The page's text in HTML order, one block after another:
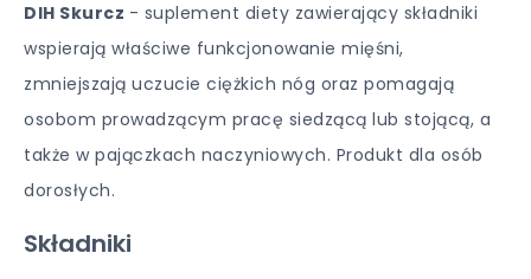
DIH Skurcz - suplement diety zawierający składniki
wspierają właściwe funkcjonowanie mięśni,
zmniejszają uczucie ciężkich nóg oraz pomagają
osobom prowadzącym pracę siedzącą lub stojącą, a
także w pajączkach naczyniowych. Produkt dla osób
dorosłych.
Składniki